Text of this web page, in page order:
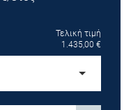
Τελική τιμή
1.435,00 €